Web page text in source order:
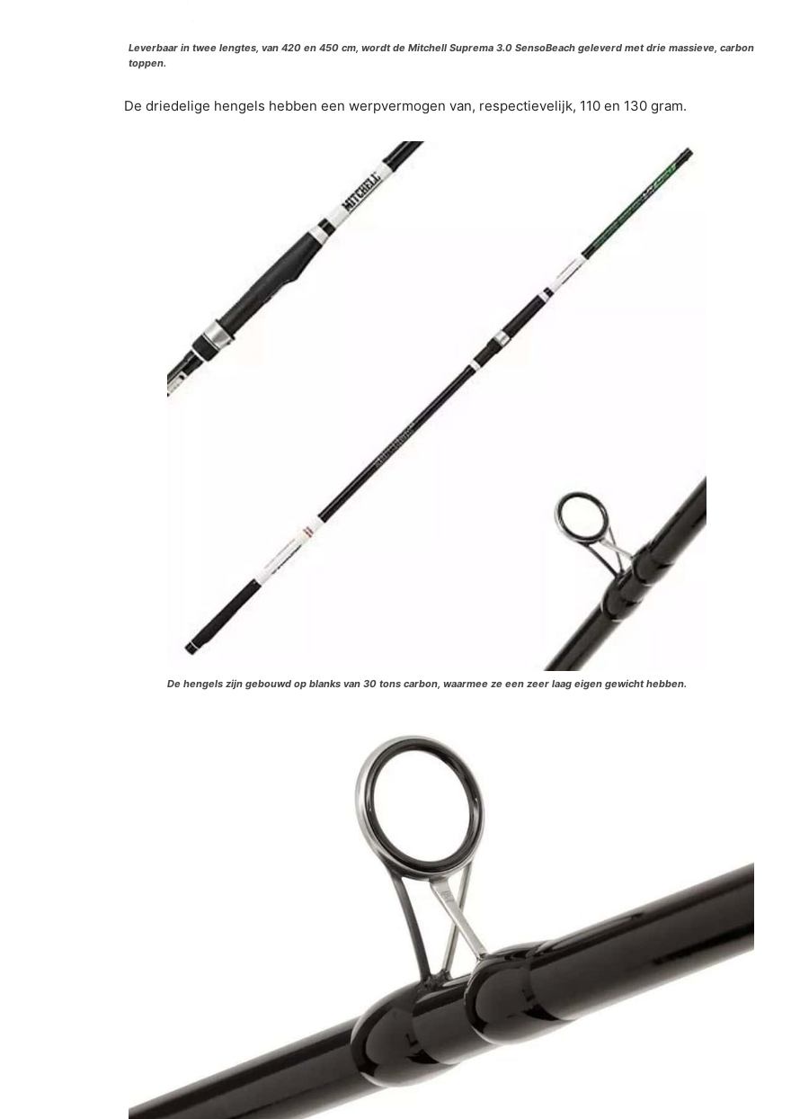
Leverbaar in twee lengtes, van 420 en 450 cm, wordt de Mitchell Suprema 3.0 SensoBeach geleverd met drie massieve, carbon
toppen.
De driedelige hengels hebben een werpvermogen van, respectievelijk, 110 en 130 gram.
De hengels zijn gebouwd op blanks van 30 tons carbon, waarmee ze een zeer laag eigen gewicht hebben.